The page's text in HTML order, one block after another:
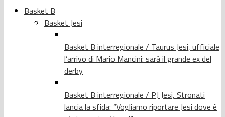
Basket B
Basket Jesi
Basket B interregionale / Taurus Jesi, ufficiale
l’arrivo di Mario Mancini: sarà il grande ex del
derby
Basket B interregionale / PJ Jesi, Stronati
lancia la sfida: “Vogliamo riportare Jesi dove è